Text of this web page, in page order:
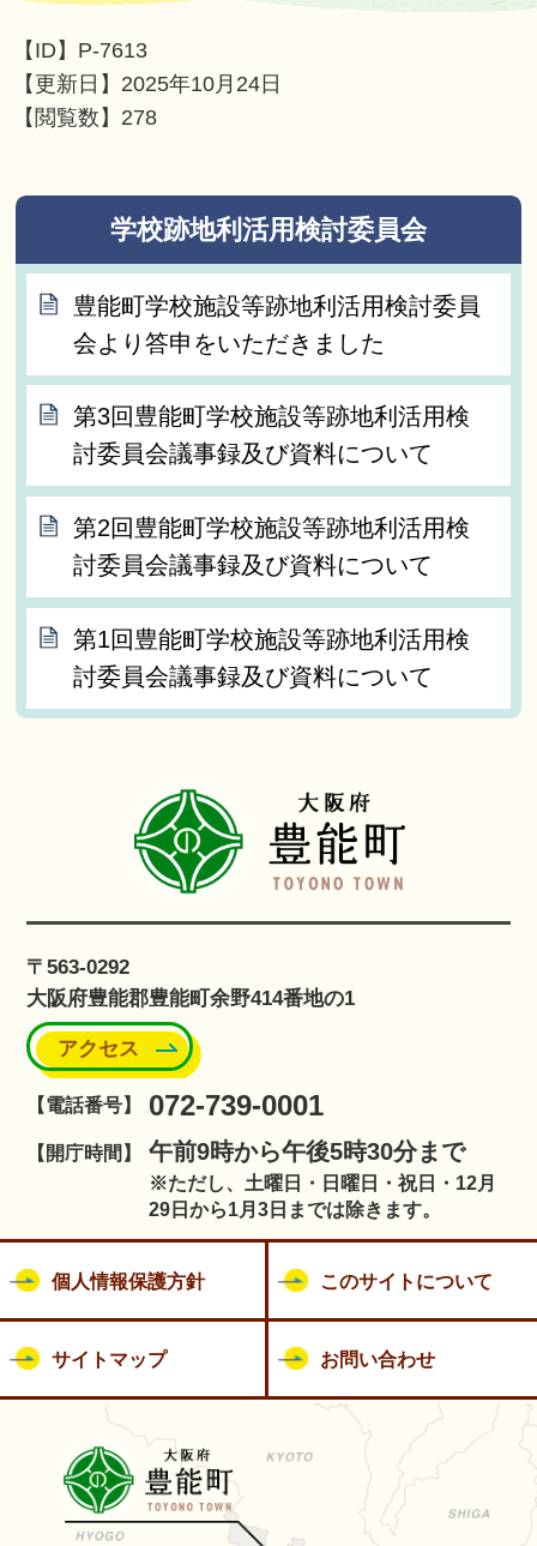
【ID】 P-7613
【更新日】 2025年10月24日
【閲覧数】 278
学校跡地利活用検討委員会
豊能町学校施設等跡地利活用検討委員
会より答申をいただきました
第3回豊能町学校施設等跡地利活用検
討委員会議事録及び資料について
第2回豊能町学校施設等跡地利活用検
討委員会議事録及び資料について
第1回豊能町学校施設等跡地利活用検
討委員会議事録及び資料について
〒563-0292
大阪府豊能郡豊能町余野414番地の1
アクセス
【電話番号】 072-739-0001
【開庁時間】 午前9時から午後5時30分まで
※ただし、土曜日・日曜日・祝日・12月
29日から1月3日までは除きます。
個人情報保護方針 このサイトについて
サイトマップ お問い合わせ